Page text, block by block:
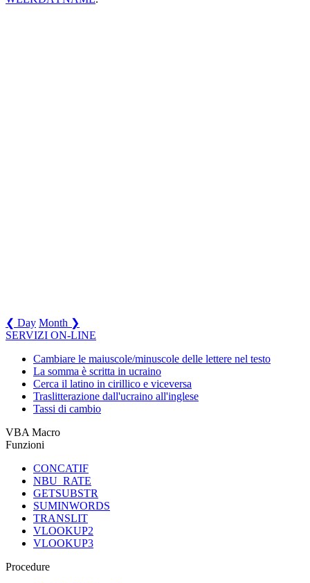
❮ Day Month ❯
SERVIZI ON-LINE
Cambiare le maiuscole/minuscole delle lettere nel testo
La somma è scritta in ucraino
Cerca il latino in cirillico e viceversa
Traslitterazione dall'ucraino all'inglese
Tassi di cambio
VBA Macro
Funzioni
CONCATIF
NBU_RATE
GETSUBSTR
SUMINWORDS
TRANSLIT
VLOOKUP2
VLOOKUP3
Procedure